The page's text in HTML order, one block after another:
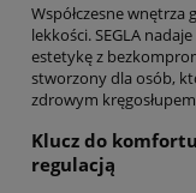
Współczesne
lekkości. SEGLA
estetykę z
stworzony dla osób,
zdrowym
Klucz do
regulacją